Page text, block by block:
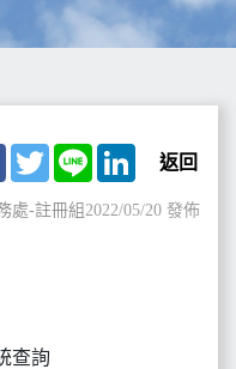
Facebook
TwitterLine LinkedIn
返回
處-註冊組2022/05/20 發佈
查詢